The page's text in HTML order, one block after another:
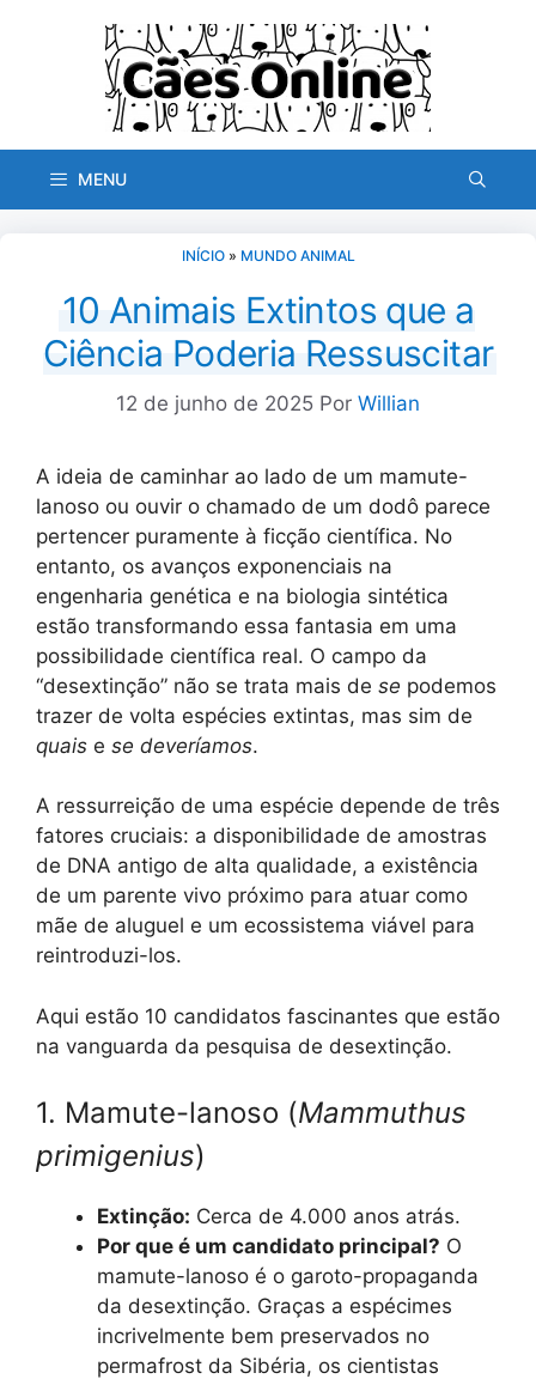
MENU
INÍCIO» MUNDO ANIMAL
10 Animais Extintos que a
Ciência Poderia Ressuscitar
12 de junho de 2025 Por Willian
A ideia de caminhar ao lado de um mamute-
lanoso ou ouvir o chamado de um dodô parece
pertencer puramente à ficção científica. No
entanto, os avanços exponenciais na
engenharia genética e na biologia sintética
estão transformando essa fantasia em uma
possibilidade científica real. O campo da
“desextinção” não se trata mais de se podemos
trazer de volta espécies extintas, mas sim de
quais e se deveríamos.
A ressurreição de uma espécie depende de três
fatores cruciais: a disponibilidade de amostras
de DNA antigo de alta qualidade, a existência
de um parente vivo próximo para atuar como
mãe de aluguel e um ecossistema viável para
reintroduzi-los.
Aqui estão 10 candidatos fascinantes que estão
na vanguarda da pesquisa de desextinção.
1. Mamute-lanoso (Mammuthus
primigenius)
Extinção: Cerca de 4.000 anos atrás.
Por que é um candidato principal? O
mamute-lanoso é o garoto-propaganda
da desextinção. Graças a espécimes
incrivelmente bem preservados no
permafrost da Sibéria, os cientistas